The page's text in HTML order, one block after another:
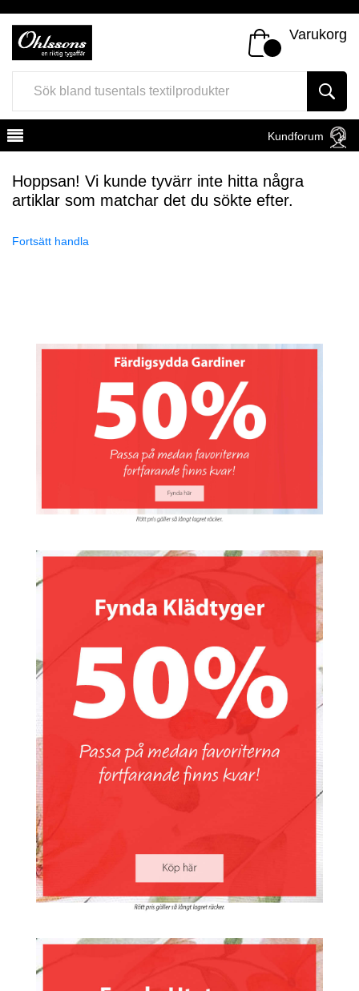
Varukorg
Kundforum
Hoppsan! Vi kunde tyvärr inte hitta några
artiklar som matchar det du sökte efter.
Fortsätt handla